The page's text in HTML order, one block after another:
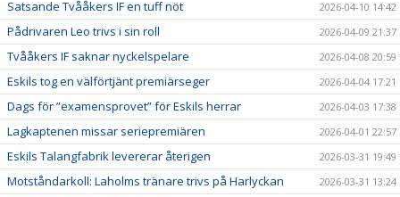
Satsande Tvååkers IF en tuff nöt 2026-04-10 14:42
Pådrivaren Leo trivs i sin roll 2026-04-09 21:37
Tvååkers IF saknar nyckelspelare 2026-04-08 20:59
Eskils tog en välförtjänt premiärseger 2026-04-04 17:21
Dags för ”examensprovet” för Eskils herrar 2026-04-03 17:38
Lagkaptenen missar seriepremiären 2026-04-01 22:57
Eskils Talangfabrik levererar återigen 2026-03-31 19:49
Motståndarkoll: Laholms tränare trivs på Harlyckan 2026-03-31 13:24